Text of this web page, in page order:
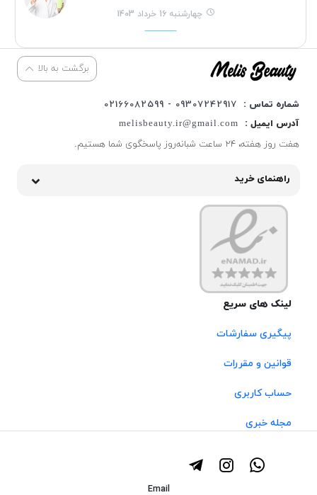
چهارشنبه 16 خرداد 1403
برگشت به بالا
شماره تماس :
09307242917 - 02166082599
آدرس ایمیل :
melisbeauty.ir@gmail.com
هفت روز هفته، ۲۴ ساعت شبانه‌روز پاسخگوی شما هستیم.
راهنمای خرید
لینک های سریع
پیگیری سفارشات
قوانین و مقررات
حساب کاربری
مجله خبری
Email